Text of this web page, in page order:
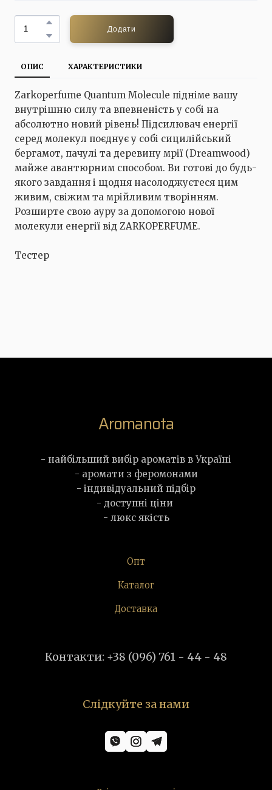
Додати
ОПИС ХАРАКТЕРИСТИКИ
Zarkoperfume Quantum Molecule підніме вашу
внутрішню силу та впевненість у собі на
абсолютно новий рівень! Підсилювач енергії
серед молекул поєднує у собі сицилійський
бергамот, пачулі та деревину мрії (Dreamwood)
майже авантюрним способом. Ви готові до будь-
якого завдання і щодня насолоджуєтеся цим
живим, свіжим та мрійливим творінням.
Розширте свою ауру за допомогою нової
молекули енергії від ZARKOPERFUME.
Тестер
Aromanota
- найбільший вибір ароматів в Україні
- аромати з феромонами
- індивідуальний підбір
- доступні ціни
- люкс якість
Опт
Каталог
Доставка
Контакти: +38 (096) 761 - 44 - 48
Слідкуйте за нами